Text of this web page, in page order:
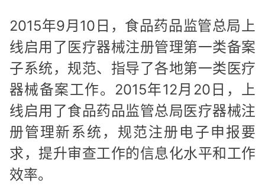
2015年9月10日，食品药品监管总局上
线启用了医疗器械注册管理第一类备案
子系统，规范、指导了各地第一类医疗
器械备案工作。2015年12月20日，上
线启用了食品药品监管总局医疗器械注
册管理新系统，规范注册电子申报要
求，提升审查工作的信息化水平和工作
效率。